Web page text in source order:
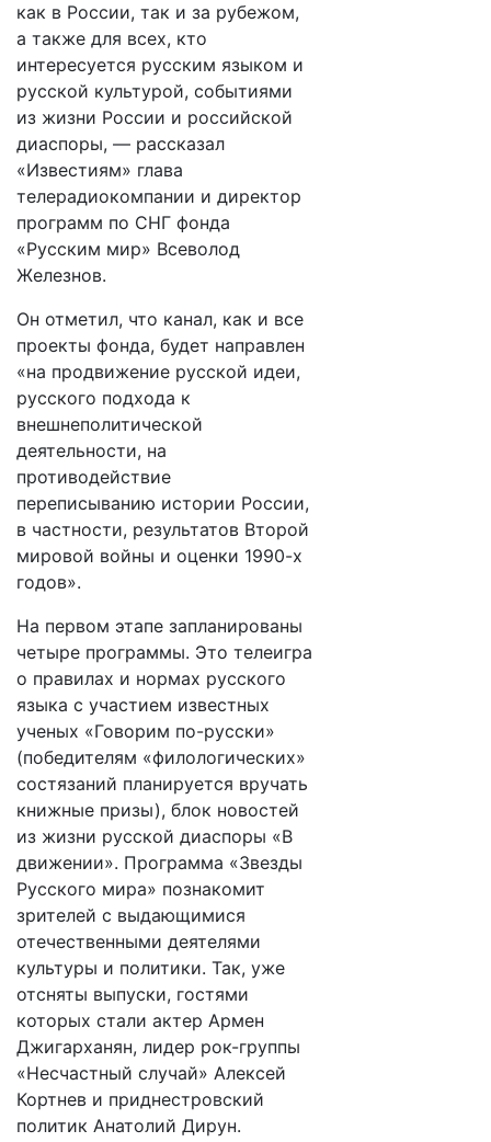
как в России, так и за рубежом,
а также для всех, кто
интересуется русским языком и
русской культурой, событиями
из жизни России и российской
диаспоры, — рассказал
«Известиям» глава
телерадиокомпании и директор
программ по СНГ фонда
«Русским мир» Всеволод
Железнов.
Он отметил, что канал, как и все
проекты фонда, будет направлен
«на продвижение русской идеи,
русского подхода к
внешнеполитической
деятельности, на
противодействие
переписыванию истории России,
в частности, результатов Второй
мировой войны и оценки 1990-х
годов».
На первом этапе запланированы
четыре программы. Это телеигра
о правилах и нормах русского
языка с участием известных
ученых «Говорим по-русски»
(победителям «филологических»
состязаний планируется вручать
книжные призы), блок новостей
из жизни русской диаспоры «В
движении». Программа «Звезды
Русского мира» познакомит
зрителей с выдающимися
отечественными деятелями
культуры и политики. Так, уже
отсняты выпуски, гостями
которых стали актер Армен
Джигарханян, лидер рок-группы
«Несчастный случай» Алексей
Кортнев и приднестровский
политик Анатолий Дирун.